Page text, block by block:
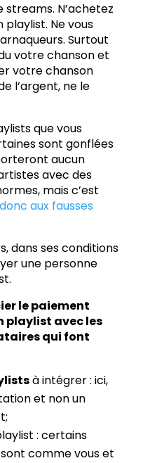
streams. N’achetez
Ne vous
Surtout
votre chanson et
votre chanson
l’argent, ne le
que vous
sont gonflées
aucun
avec des
mais c’est
aux fausses
dans ses conditions
une personne
le paiement
playlist avec les
qui font
à intégrer : ici,
et non un
: certains
comme vous et